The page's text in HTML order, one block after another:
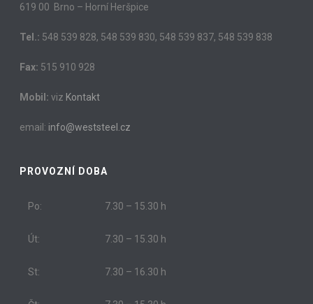
619 00 Brno – Horní Heršpice
Tel.: 548 539 828, 548 539 830, 548 539 837, 548 539 838
Fax: 515 910 928
Mobil: viz Kontakt
email: info@weststeel.cz
PROVOZNÍ DOBA
Po: 7.30 – 15.30 h
Út: 7.30 – 15.30 h
St: 7.30 – 16.30 h